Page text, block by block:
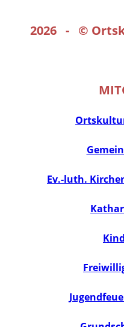
2026 - ©
Ev.-luth.